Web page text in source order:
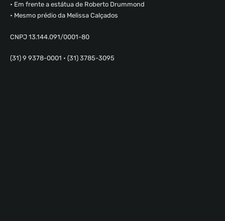
• Em frente a estátua de Roberto Drummond
• Mesmo prédio da Melissa Calçados
CNPJ 13.144.091/0001-80
(31) 9 9378-0001 • (31) 3785-3095